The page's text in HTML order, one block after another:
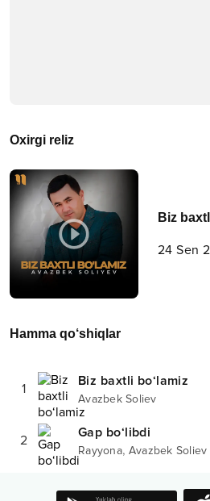
Oxirgi reliz
Biz
24 Sen
Hamma qo‘shiqlar
1 Biz baxtli bo‘lamiz
Avazbek Soliev
2 Gap bo‘libdi
Rayyona, Avazbek Soliev